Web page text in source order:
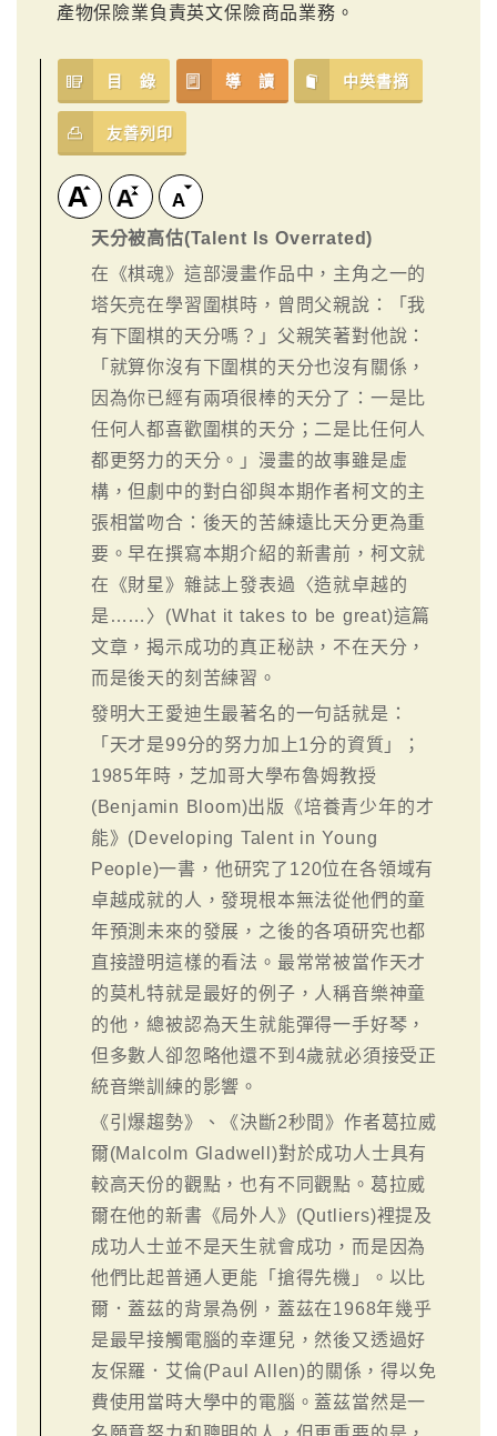
產物保險業負責英文保險商品業務。
目 錄 導 讀 中英書摘
友善列印
天分被高估(Talent Is Overrated)
在《棋魂》這部漫畫作品中，主角之一的
塔矢亮在學習圍棋時，曾問父親說：「我
有下圍棋的天分嗎？」父親笑著對他說：
「就算你沒有下圍棋的天分也沒有關係，
因為你已經有兩項很棒的天分了：一是比
任何人都喜歡圍棋的天分；二是比任何人
都更努力的天分。」漫畫的故事雖是虛
構，但劇中的對白卻與本期作者柯文的主
張相當吻合：後天的苦練遠比天分更為重
要。早在撰寫本期介紹的新書前，柯文就
在《財星》雜誌上發表過〈造就卓越的
是……〉(What it takes to be great)這篇
文章，揭示成功的真正秘訣，不在天分，
而是後天的刻苦練習。
發明大王愛迪生最著名的一句話就是：
「天才是99分的努力加上1分的資質」；
1985年時，芝加哥大學布魯姆教授
(Benjamin Bloom)出版《培養青少年的才
能》(Developing Talent in Young
People)一書，他研究了120位在各領域有
卓越成就的人，發現根本無法從他們的童
年預測未來的發展，之後的各項研究也都
直接證明這樣的看法。最常常被當作天才
的莫札特就是最好的例子，人稱音樂神童
的他，總被認為天生就能彈得一手好琴，
但多數人卻忽略他還不到4歲就必須接受正
統音樂訓練的影響。
《引爆趨勢》、《決斷2秒間》作者葛拉威
爾(Malcolm Gladwell)對於成功人士具有
較高天份的觀點，也有不同觀點。葛拉威
爾在他的新書《局外人》(Qutliers)裡提及
成功人士並不是天生就會成功，而是因為
他們比起普通人更能「搶得先機」。以比
爾．蓋茲的背景為例，蓋茲在1968年幾乎
是最早接觸電腦的幸運兒，然後又透過好
友保羅．艾倫(Paul Allen)的關係，得以免
費使用當時大學中的電腦。蓋茲當然是一